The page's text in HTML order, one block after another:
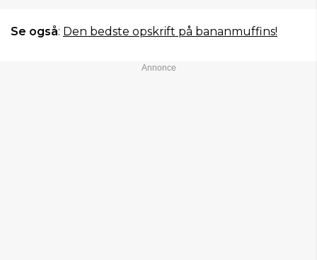
Se også: Den bedste opskrift på bananmuffins!